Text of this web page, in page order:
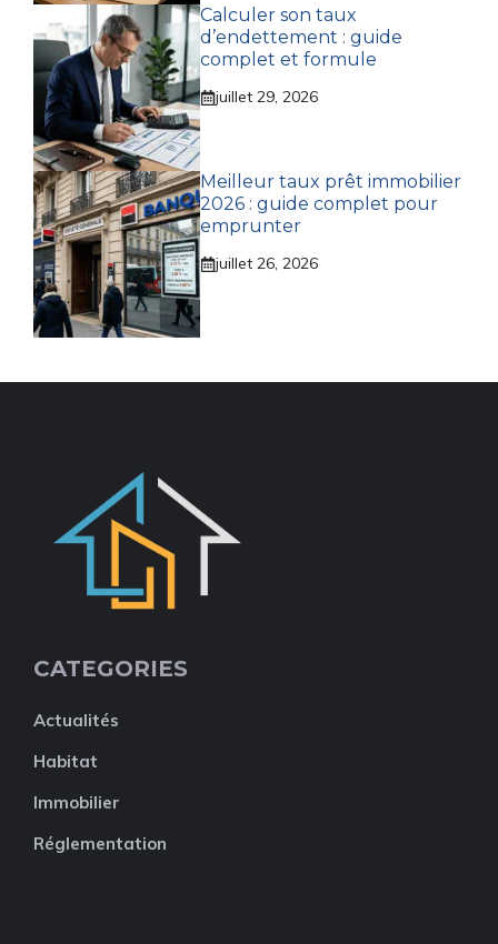
Calculer son taux
d’endettement : guide
complet et formule
juillet 29, 2026
Meilleur taux prêt immobilier
2026 : guide complet pour
emprunter
juillet 26, 2026
CATEGORIES
Actualités
Habitat
Immobilier
Réglementation